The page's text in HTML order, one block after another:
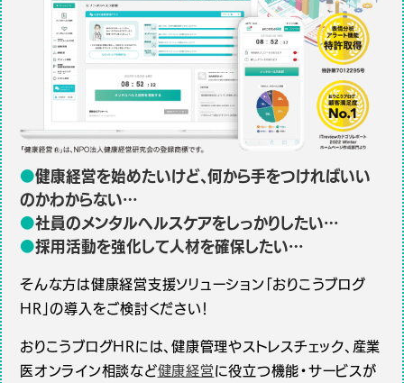
●健康経営を始めたいけど、何から手をつければいい
のかわからない…
●社員のメンタルヘルスケアをしっかりしたい…
●採用活動を強化して人材を確保したい…
そんな方は健康経営支援ソリューション「おりこうブログ
HR」の導入をご検討ください！
おりこうブログHRには、健康管理やストレスチェック、産業
医オンライン相談など健康経営 に役立つ機能・サービスが